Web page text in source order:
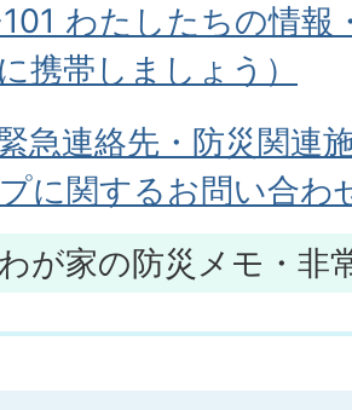
わたしたちの情報
携帯しましょう）
急連絡先・防災関連
に関するお問い合わ
が家の防災メモ・非